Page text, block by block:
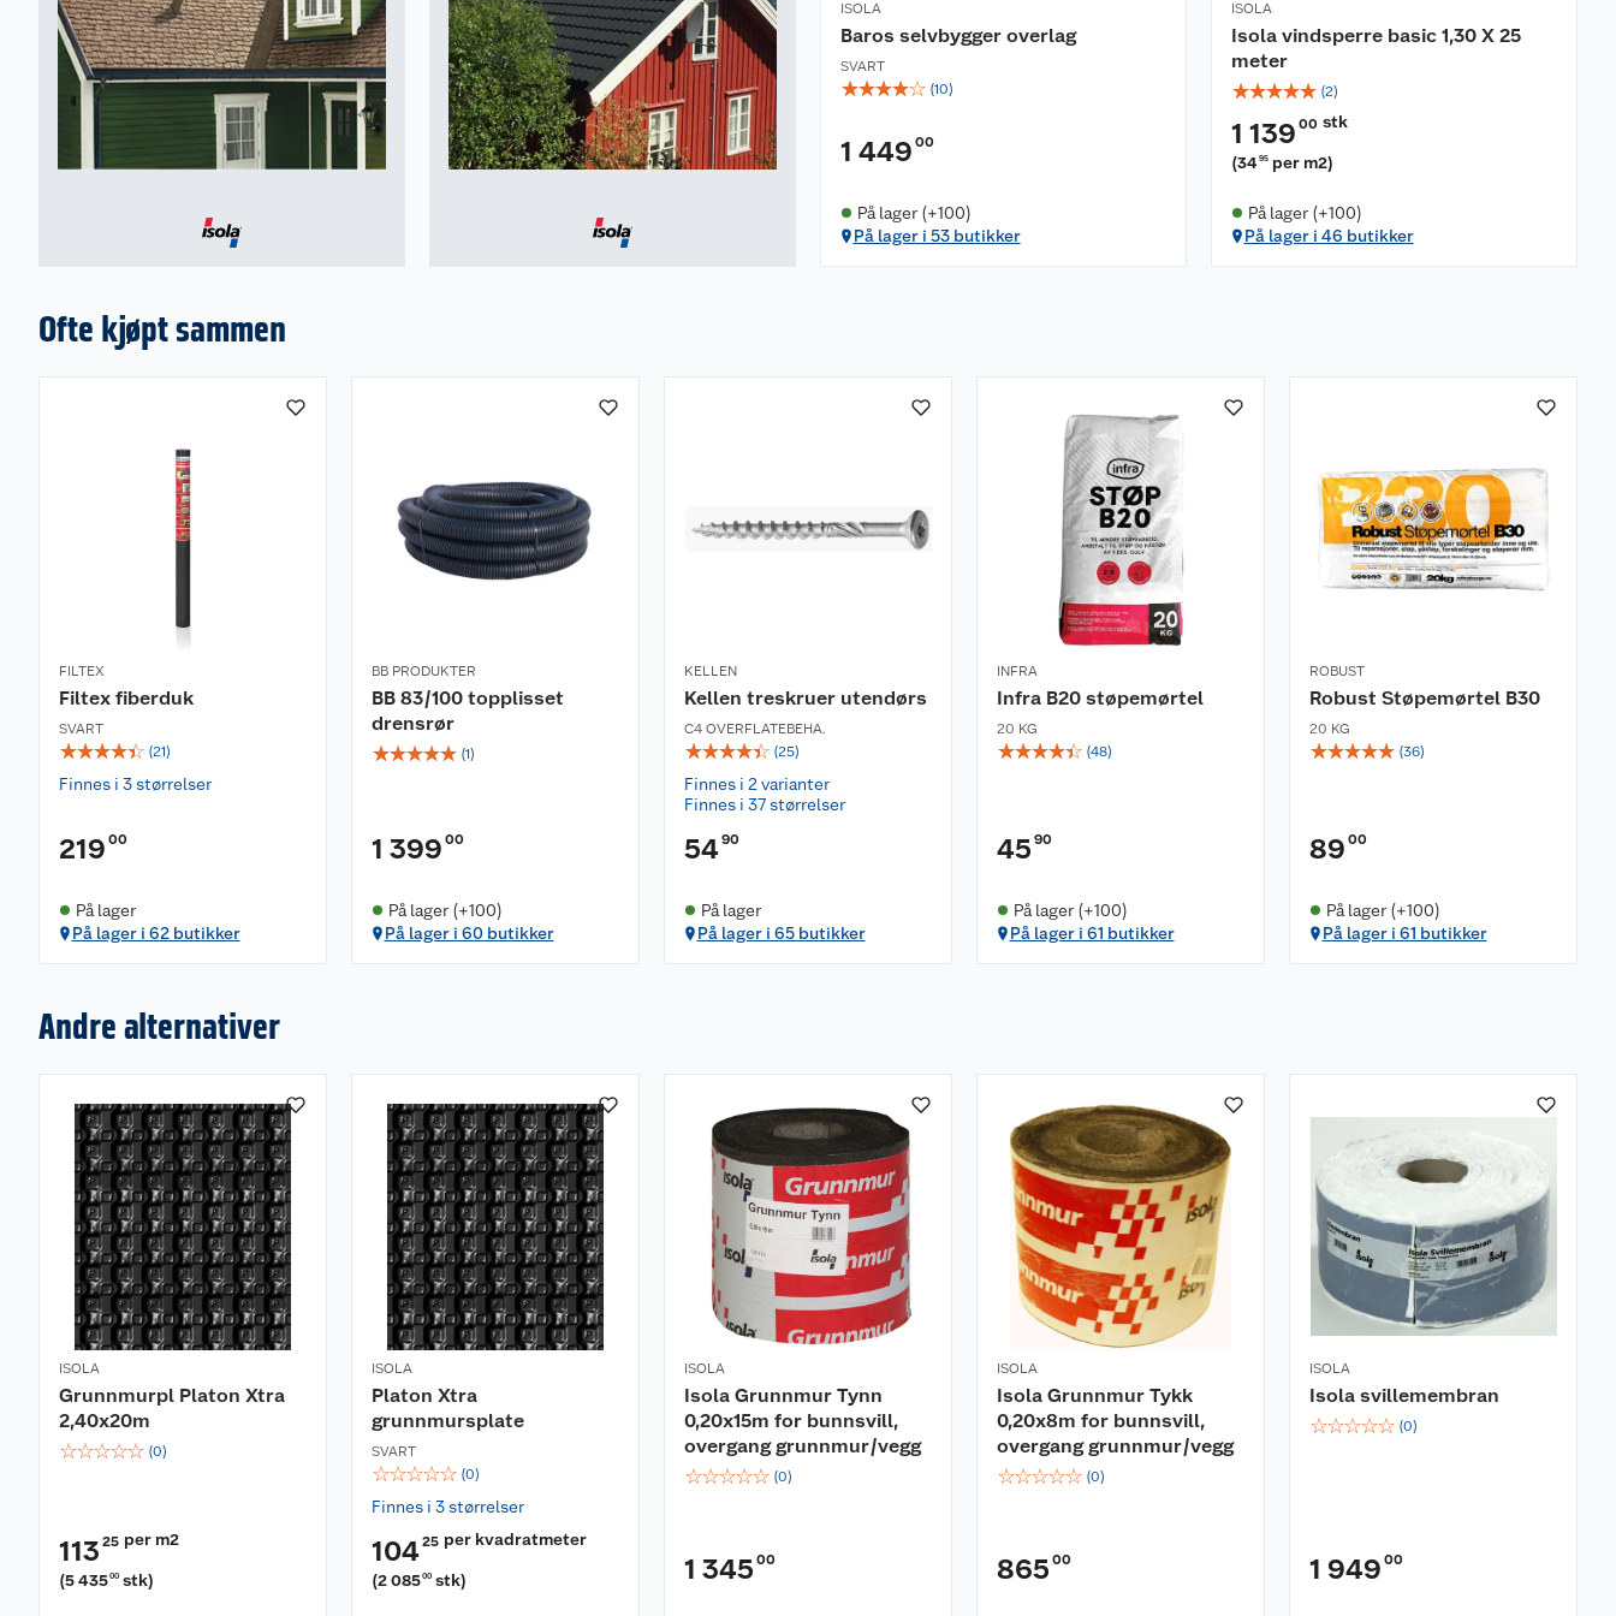
ISOLA
Baros selvbygger overlag
SVART
☆☆☆☆☆ (10)
1 449 00
På lager (+100)
På lager i 53 butikker
ISOLA
Isola vindsperre basic 1,30 X 25
meter
☆☆☆☆☆ (2)
1 139 00 stk
(34 95 per m2)
På lager (+100)
På lager i 46 butikker
Ofte kjøpt sammen
FILTEX
Filtex fiberduk
SVART
☆☆☆☆☆ (21)
Finnes i 3 størrelser
219 00
På lager
På lager i 62 butikker
BB PRODUKTER
BB 83/100 topplisset
drensrør
☆☆☆☆☆ (1)
1 399 00
På lager (+100)
På lager i 60 butikker
KELLEN
Kellen treskruer utendørs
C4 OVERFLATEBEHA.
☆☆☆☆☆ (25)
Finnes i 2 varianter
Finnes i 37 størrelser
5490
På lager
På lager i 65 butikker
INFRA
Infra B20 støpemørtel
20 KG
☆☆☆☆☆ (48)
45 90
På lager (+100)
På lager i 61 butikker
ROBUST
Robust Støpemørtel B30
20 KG
☆☆☆☆☆ (36)
89 00
På lager (+100)
På lager i 61 butikker
Andre alternativer
ISOLA
Grunnmurpl Platon Xtra
2,40x20m
☆☆☆☆☆ (0)
113 25 per m2
(5 43500 stk)
ISOLA
Platon Xtra
grunnmursplate
SVART
☆☆☆☆☆ (0)
Finnes i 3 størrelser
10425 per kvadratmeter
(2 08500 stk)
ISOLA
Isola Grunnmur Tynn
0,20x15m for bunnsvill,
overgang grunnmur/vegg
☆☆☆☆☆ (0)
1 345 00
ISOLA
Isola Grunnmur Tykk
0,20x8m for bunnsvill,
overgang grunnmur/vegg
☆☆☆☆☆ (0)
865 00
ISOLA
Isola svillemembran
☆☆☆☆☆ (0)
1 949 00